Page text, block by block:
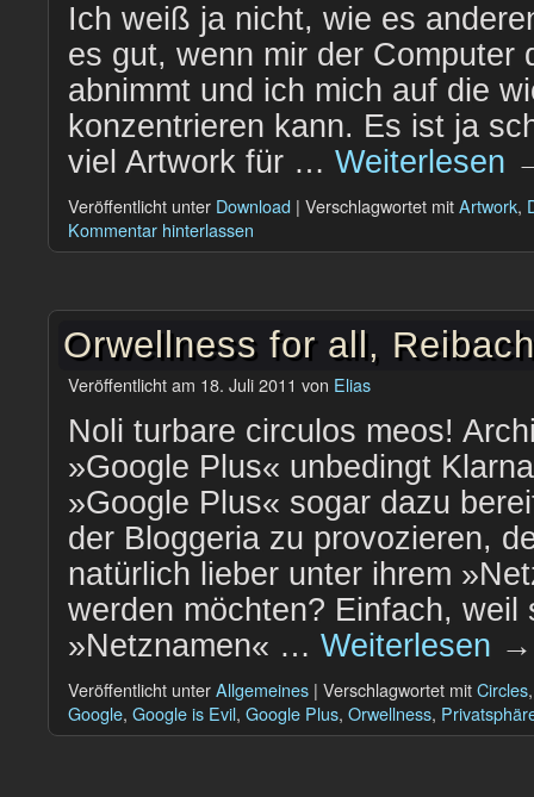
Ich weiß ja nicht, wie es
es gut, wenn mir der Computer
abnimmt und ich mich auf die
konzentrieren kann. Es ist ja
viel Artwork für … Weiterlesen
Veröffentlicht unter Download | Verschlagwortet mitArtwork,
Kommentar hinterlassen
Orwellness for all,
Veröffentlicht am 18. Juli 2011 von Elias
Noli turbare circulos meos!
»Google Plus« unbedingt
»Google Plus« sogar dazu
der Bloggeria zu provozieren,
natürlich lieber unter ihrem
werden möchten? Einfach, weil
»Netznamen« … Weiterlesen →
Veröffentlicht unterAllgemeines | Verschlagwortet mitCircles
Google, Google is Evil, Google Plus, Orwellness,